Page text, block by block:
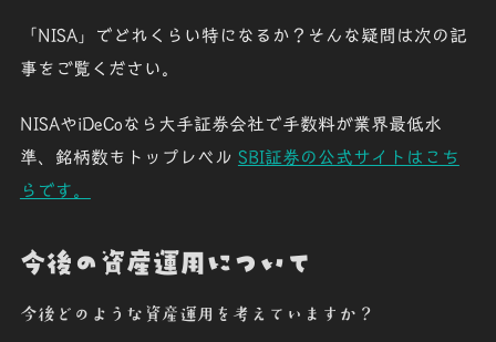
「NISA」でどれくらい特になるか？そんな疑問は次の記
事をご覧ください。
NISAやiDeCoなら大手証券会社で手数料が業界最低水
準、銘柄数もトップレベル SBI証券の公式サイトはこち
らです。
今後の資産運用について
今後どのような資産運用を考えていますか？